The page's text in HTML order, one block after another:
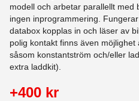
modell och arbetar parallellt med
ingen inprogrammering.
databox kopplas in och läser av
polig kontakt finns även möjlighet
såsom konstantström och/eller
extra laddkit).
+400 kr